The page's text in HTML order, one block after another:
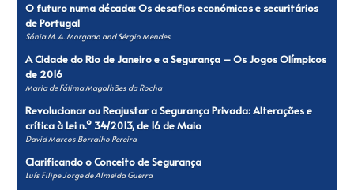
O futuro numa década: Os desafios económicos e securitários
de Portugal
Sónia M. A. Morgado and Sérgio Mendes
A Cidade do Rio de Janeiro e a Segurança – Os Jogos Olímpicos
de 2016
Maria de Fátima Magalhães da Rocha
Revolucionar ou Reajustar a Segurança Privada: Alterações e
crítica à Lei n.º 34/2013, de 16 de Maio
David Marcos Borralho Pereira
Clarificando o Conceito de Segurança
Luís Filipe Jorge de Almeida Guerra